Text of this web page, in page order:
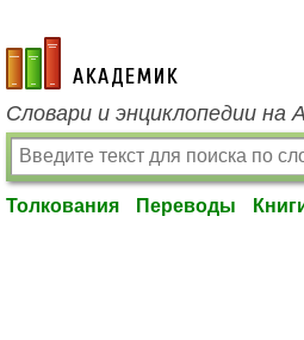
academic.ru
Словари и энциклопедии на
Толкования Переводы